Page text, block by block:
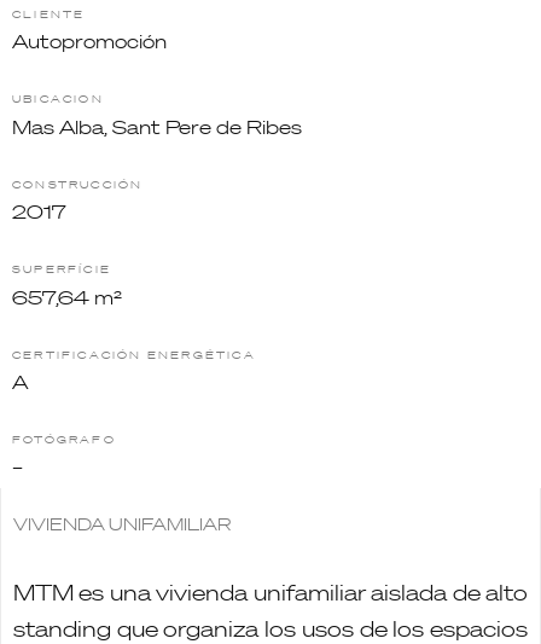
CLIENTE
Autopromoción
UBICACION
Mas Alba, Sant Pere de Ribes
CONSTRUCCIÓN
2017
SUPERFÍCIE
657,64 m²
CERTIFICACIÓN ENERGÉTICA
A
FOTÓGRAFO
–
VIVIENDA UNIFAMILIAR
MTM es una vivienda unifamiliar aislada de alto
standing que organiza los usos de los espacios